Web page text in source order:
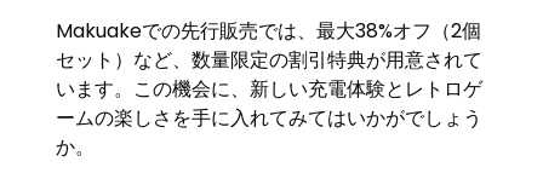
Makuakeでの先行販売では、最大38%オフ（2個
セット）など、数量限定の割引特典が用意されて
います。この機会に、新しい充電体験とレトロゲ
ームの楽しさを手に入れてみてはいかがでしょう
か。